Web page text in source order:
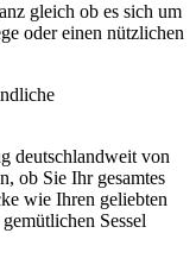
gleich ob es sich um
oder einen nützlichen
deutschlandweit von
ob Sie Ihr gesamtes
wie Ihren geliebten
Sessel